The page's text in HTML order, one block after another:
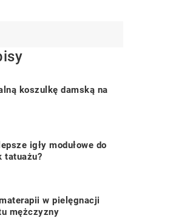
koszulkę damską na
igły modułowe do
tatuażu?
w pielęgnacji
mężczyzny